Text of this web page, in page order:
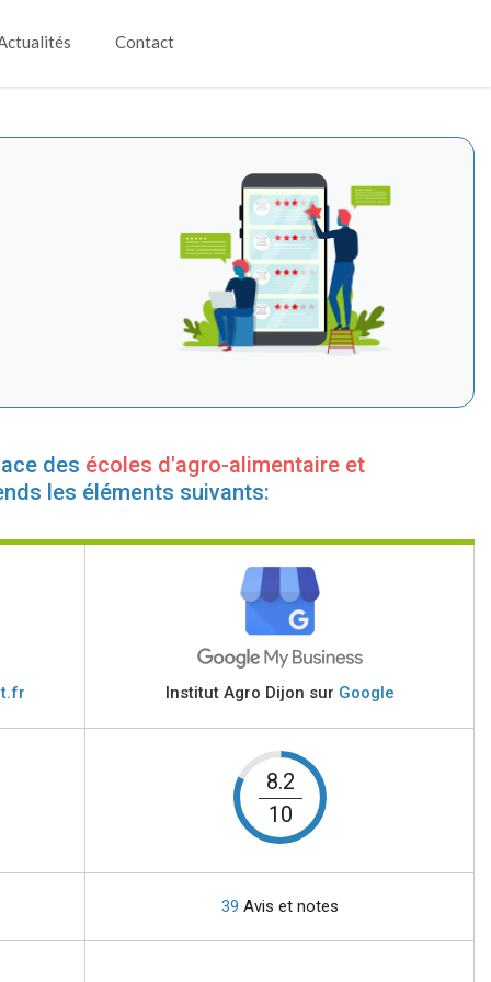
Contact
des écoles d'agro-alimentaire et
les éléments suivants:
Institut Agro Dijon sur Google
8.2
10
39 Avis et notes